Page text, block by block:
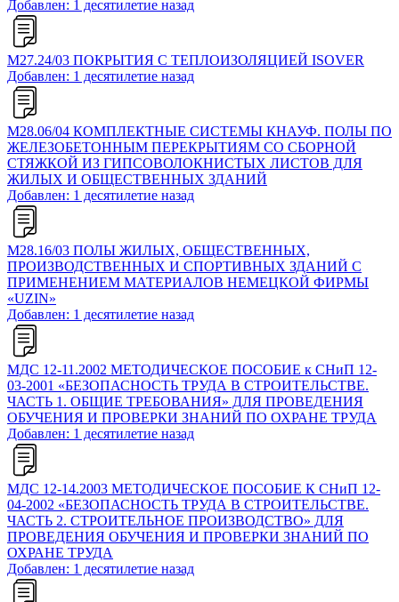
Добавлен: 1 десятилетие назад
М27.24/03 ПОКРЫТИЯ С ТЕПЛОИЗОЛЯЦИЕЙ ISOVER
Добавлен: 1 десятилетие назад
М28.06/04 КОМПЛЕКТНЫЕ СИСТЕМЫ КНАУФ. ПОЛЫ ПО
ЖЕЛЕЗОБЕТОННЫМ ПЕРЕКРЫТИЯМ СО СБОРНОЙ
СТЯЖКОЙ ИЗ ГИПСОВОЛОКНИСТЫХ ЛИСТОВ ДЛЯ
ЖИЛЫХ И ОБЩЕСТВЕННЫХ ЗДАНИЙ
Добавлен: 1 десятилетие назад
М28.16/03 ПОЛЫ ЖИЛЫХ, ОБЩЕСТВЕННЫХ,
ПРОИЗВОДСТВЕННЫХ И СПОРТИВНЫХ ЗДАНИЙ С
ПРИМЕНЕНИЕМ МАТЕРИАЛОВ НЕМЕЦКОЙ ФИРМЫ
«UZIN»
Добавлен: 1 десятилетие назад
МДС 12-11.2002 МЕТОДИЧЕСКОЕ ПОСОБИЕ к СНиП 12-
03-2001 «БЕЗОПАСНОСТЬ ТРУДА В СТРОИТЕЛЬСТВЕ.
ЧАСТЬ 1. ОБЩИЕ ТРЕБОВАНИЯ» ДЛЯ ПРОВЕДЕНИЯ
ОБУЧЕНИЯ И ПРОВЕРКИ ЗНАНИЙ ПО ОХРАНЕ ТРУДА
Добавлен: 1 десятилетие назад
МДС 12-14.2003 МЕТОДИЧЕСКОЕ ПОСОБИЕ К СНиП 12-
04-2002 «БЕЗОПАСНОСТЬ ТРУДА В СТРОИТЕЛЬСТВЕ.
ЧАСТЬ 2. СТРОИТЕЛЬНОЕ ПРОИЗВОДСТВО» ДЛЯ
ПРОВЕДЕНИЯ ОБУЧЕНИЯ И ПРОВЕРКИ ЗНАНИЙ ПО
ОХРАНЕ ТРУДА
Добавлен: 1 десятилетие назад